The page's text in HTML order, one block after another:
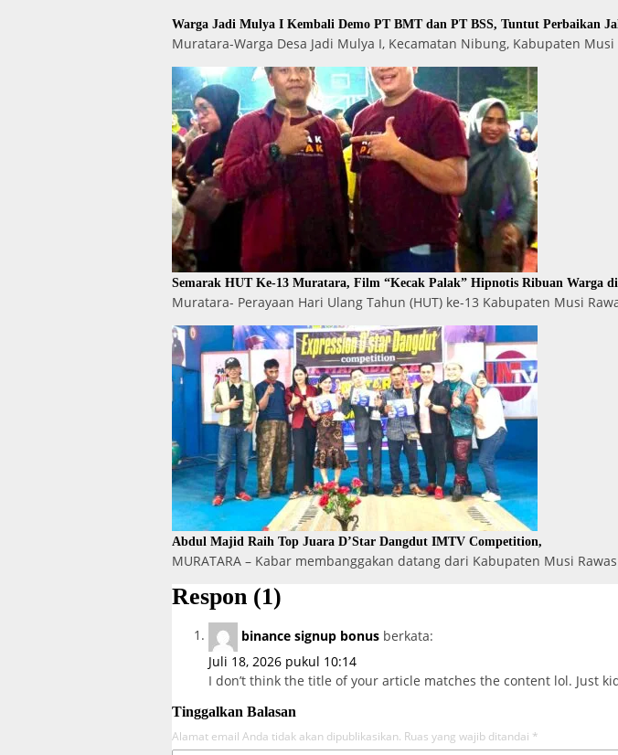
Warga Jadi Mulya I Kembali Demo PT BMT dan PT BSS, Tuntut Perbaikan
Muratara-Warga Desa Jadi Mulya I, Kecamatan Nibung, Kabupaten
Semarak HUT Ke-13 Muratara, Film “Kecak Palak” Hipnotis Ribuan Warga
Muratara- Perayaan Hari Ulang Tahun (HUT) ke-13 Kabupaten Musi
Abdul Majid Raih Top Juara D’Star Dangdut IMTV Competition,
MURATARA – Kabar membanggakan datang dari Kabupaten Musi
Respon (1)
binance signup bonus berkata:
Juli 18, 2026 pukul 10:14
I don’t think the title of your article matches the content lol. Just
Tinggalkan Balasan
Alamat email Anda tidak akan dipublikasikan. Ruas yang wajib ditandai *